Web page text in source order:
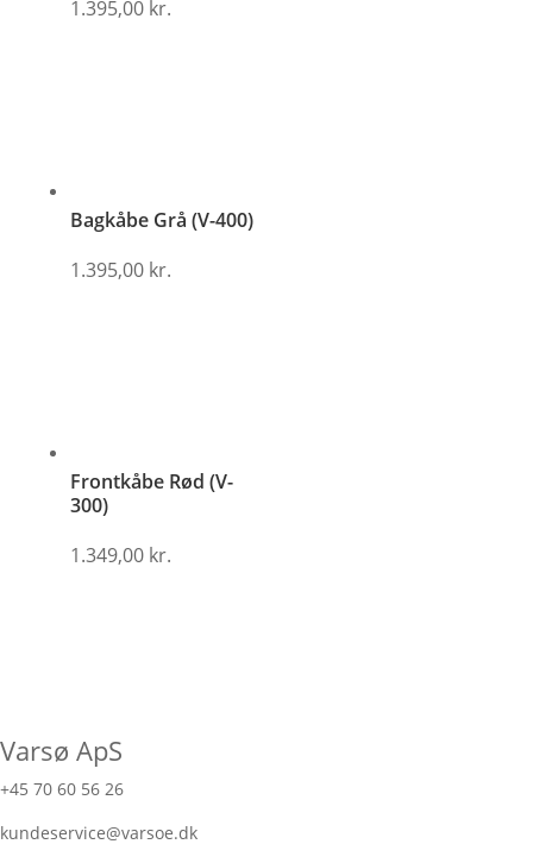
1.395,00 kr.
Bagkåbe Grå (V-400)
1.395,00 kr.
Frontkåbe Rød (V-
300)
1.349,00 kr.
Varsø ApS
+45 70 60 56 26
kundeservice@varsoe.dk